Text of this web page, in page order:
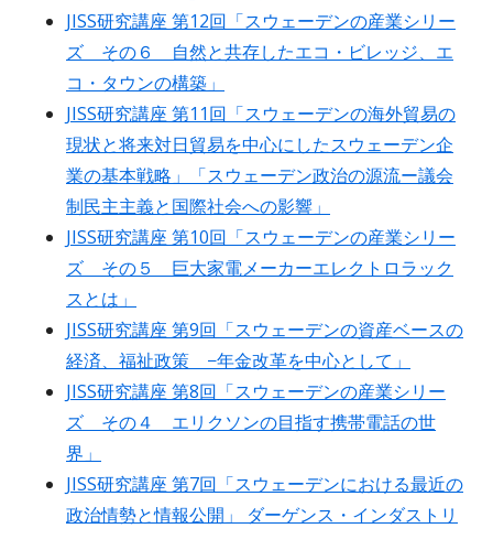
JISS研究講座 第12回「スウェーデンの産業シリー
ズ その６ 自然と共存したエコ・ビレッジ、エ
コ・タウンの構築」
JISS研究講座 第11回「スウェーデンの海外貿易の
現状と将来対日貿易を中心にしたスウェーデン企
業の基本戦略」「スウェーデン政治の源流ー議会
制民主主義と国際社会への影響」
JISS研究講座 第10回「スウェーデンの産業シリー
ズ その５ 巨大家電メーカーエレクトロラック
スとは」
JISS研究講座 第9回「スウェーデンの資産ベースの
経済、福祉政策 −年金改革を中心として」
JISS研究講座 第8回「スウェーデンの産業シリー
ズ その４ エリクソンの目指す携帯電話の世
界」
JISS研究講座 第7回「スウェーデンにおける最近の
政治情勢と情報公開」 ダーゲンス・インダストリ